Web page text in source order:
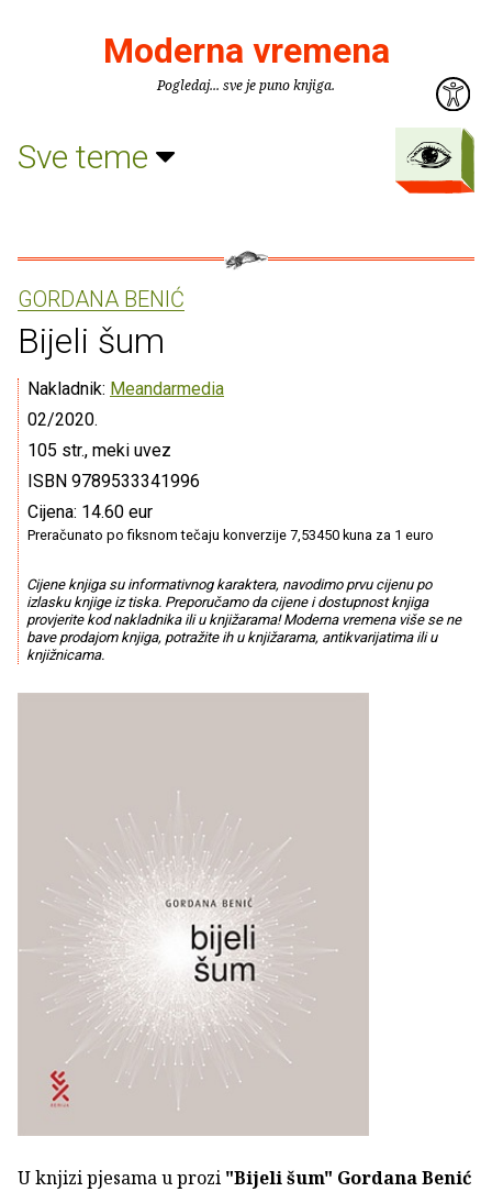
Moderna vremena
Pogledaj... sve je puno knjiga.
Sve teme
GORDANA BENIĆ
Bijeli šum
Nakladnik: Meandarmedia
02/2020.
105 str., meki uvez
ISBN 9789533341996
Cijena: 14.60 eur
Preračunato po fiksnom tečaju konverzije 7,53450 kuna za 1 euro
Cijene knjiga su informativnog karaktera, navodimo prvu cijenu po
izlasku knjige iz tiska. Preporučamo da cijene i dostupnost knjiga
provjerite kod nakladnika ili u knjižarama! Moderna vremena više se ne
bave prodajom knjiga, potražite ih u knjižarama, antikvarijatima ili u
knjižnicama.
U knjizi pjesama u prozi "Bijeli šum" Gordana Benić